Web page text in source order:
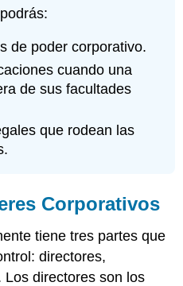
de poder corporativo.
cuando una
de sus facultades
que rodean las
Corporativos
tiene tres partes que
directores,
directores son los